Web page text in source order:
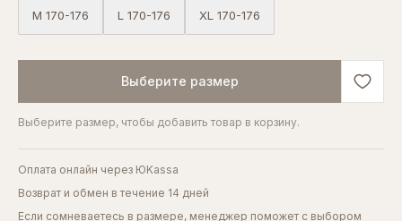
M 170-176 L 170-176 XL 170-176
Выберите размер
Выберите размер, чтобы добавить товар в корзину.
Оплата онлайн через ЮKassa
Возврат и обмен в течение 14 дней
Если сомневаетесь в размере, менеджер поможет с выбором